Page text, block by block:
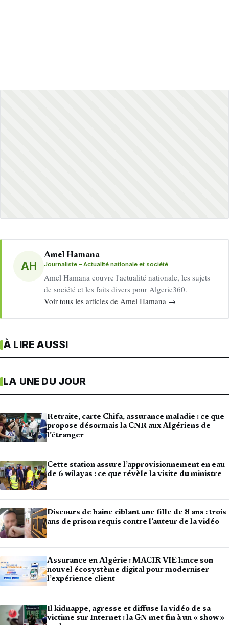
AH
Amel Hamana
Journaliste – Actualité nationale et société
Amel Hamana couvre l'actualité nationale, les sujets
de société et les faits divers pour Algerie360.
Voir tous les articles de Amel Hamana →
À LIRE AUSSI
LA UNE DU JOUR
Retraite, carte Chifa, assurance maladie : ce que
propose désormais la CNR aux Algériens de
l’étranger
Cette station assure l’approvisionnement en eau
de 6 wilayas : ce que révèle la visite du ministre
Discours de haine ciblant une fille de 8 ans : trois
ans de prison requis contre l’auteur de la vidéo
Assurance en Algérie : MACIR VIE lance son
nouvel écosystème digital pour moderniser
l’expérience client
Il kidnappe, agresse et diffuse la vidéo de sa
victime sur Internet : la GN met fin à un « show »